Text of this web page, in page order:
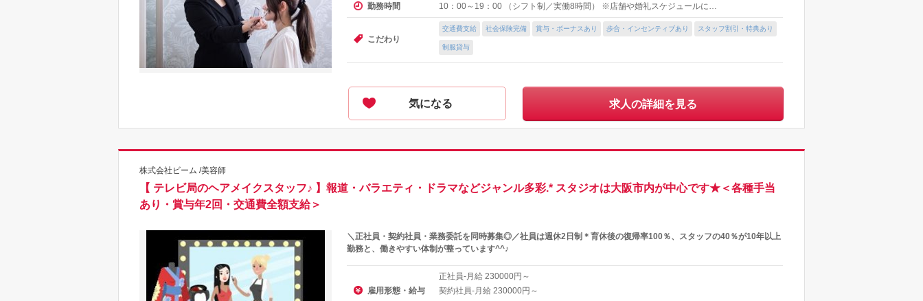
勤務時間 10：00～19：00 （シフト制／実働8時間） ※店舗や婚礼スケジュールに…
こだわり
交通費支給 社会保険完備 賞与・ボーナスあり 歩合・インセンティブあり スタッフ割引・特典あり
制服貸与
気になる 求人の詳細を見る
株式会社ビーム /美容師
【 テレビ局のヘアメイクスタッフ♪ 】報道・バラエティ・ドラマなどジャンル多彩.* スタジオは大阪市内が中心です★＜各種手当
あり・賞与年2回・交通費全額支給＞
＼正社員・契約社員・業務委託を同時募集◎／社員は週休2日制＊育休後の復帰率100％、スタッフの40％が10年以上
勤務と、働きやすい体制が整っています^^♪
雇用形態・給与
正社員-月給 230000円～
契約社員-月給 230000円～